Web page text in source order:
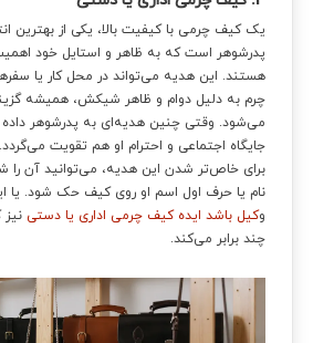
یک کیف چرمی با کیفیت بالا، یکی از بهترین
پدرشوهر است که به ظاهر و استایل خود
هستند. این هدیه می‌تواند در محل کار یا
چرم به دلیل دوام و ظاهر شیکش، همیشه
می‌شود. وقتی چنین هدیه‌ای به پدرشوهر
جایگاه اجتماعی و احترام او هم تقویت می‌گردد.
برای خاص‌تر شدن این هدیه، می‌توانید آن را
نام یا حرف اول اسم او روی کیف حک شود. یا
وکیل باشد ایده کیف چرمی اداری یا دستی نیز
چند برابر می‌کند.